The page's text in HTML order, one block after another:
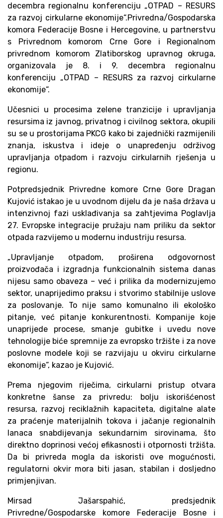
decembra regionalnu konferenciju „OTPAD – RESURS
za razvoj cirkularne ekonomije“.Privredna/Gospodarska
komora Federacije Bosne i Hercegovine, u partnerstvu
s Privrednom komorom Crne Gore i Regionalnom
privrednom komorom Zlatiborskog upravnog okruga,
organizovala je 8. i 9. decembra regionalnu
konferenciju „OTPAD – RESURS za razvoj cirkularne
ekonomije“.
Učesnici u procesima zelene tranzicije i upravljanja
resursima iz javnog, privatnog i civilnog sektora, okupili
su se u prostorijama PKCG kako bi zajednički razmijenili
znanja, iskustva i ideje o unapređenju održivog
upravljanja otpadom i razvoju cirkularnih rješenja u
regionu.
Potpredsjednik Privredne komore Crne Gore Dragan
Kujović istakao je u uvodnom dijelu da je naša država u
intenzivnoj fazi usklađivanja sa zahtjevima Poglavlja
27. Evropske integracije pružaju nam priliku da sektor
otpada razvijemo u modernu industriju resursa.
„Upravljanje otpadom, proširena odgovornost
proizvođača i izgradnja funkcionalnih sistema danas
nijesu samo obaveza – već i prilika da modernizujemo
sektor, unaprijedimo praksu i stvorimo stabilnije uslove
za poslovanje. To nije samo komunalno ili ekološko
pitanje, već pitanje konkurentnosti. Kompanije koje
unaprijede procese, smanje gubitke i uvedu nove
tehnologije biće spremnije za evropsko tržište i za nove
poslovne modele koji se razvijaju u okviru cirkularne
ekonomije“, kazao je Kujović.
Prema njegovim riječima, cirkularni pristup otvara
konkretne šanse za privredu: bolju iskorišćenost
resursa, razvoj reciklažnih kapaciteta, digitalne alate
za praćenje materijalnih tokova i jačanje regionalnih
lanaca snabdijevanja sekundarnim sirovinama, što
direktno doprinosi većoj efikasnosti i otpornosti tržišta.
Da bi privreda mogla da iskoristi ove mogućnosti,
regulatorni okvir mora biti jasan, stabilan i dosljedno
primjenjivan.
Mirsad Jašarspahić, predsjednik
Privredne/Gospodarske komore Federacije Bosne i